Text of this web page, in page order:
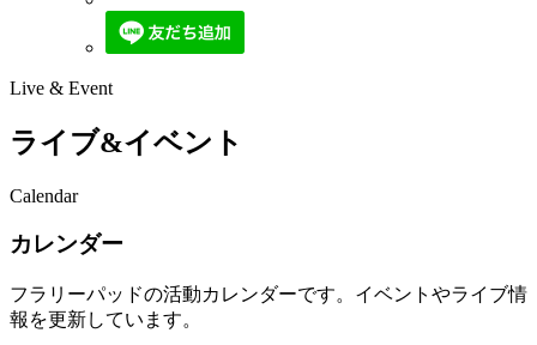
Live & Event
ライブ&イベント
Calendar
カレンダー
フラリーパッドの活動カレンダーです。イベントやライブ情
報を更新しています。